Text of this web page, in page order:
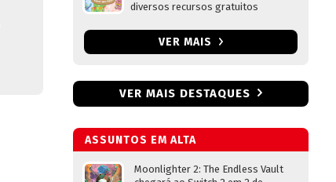
diversos recursos gratuitos
VER MAIS
VER MAIS DESTAQUES
ASSUNTOS EM ALTA
Moonlighter 2: The Endless Vault